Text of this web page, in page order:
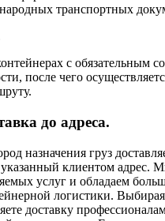
транспортных
с обязательным
после чего
до адреса.
назначения груз
указанный клиентом адрес.
услуг и обладаем
логистики.
доставку